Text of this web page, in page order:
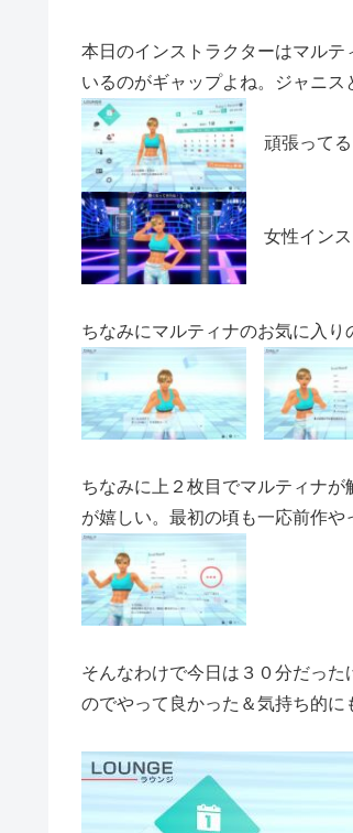
本日のインストラクターはマル
いるのがギャップよね。ジャニス
頑張ってる
女性インス
ちなみにマルティナのお気に入り
ちなみに上２枚目でマルティナ
が嬉しい。最初の頃も一応前作
そんなわけで今日は３０分だっ
のでやって良かった＆気持ち的に